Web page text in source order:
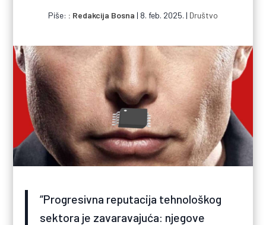
Piše: Redakcija Bosna | 8. feb. 2025. | Društvo
“Progresivna reputacija tehnološkog
sektora je zavaravajuća: njegove